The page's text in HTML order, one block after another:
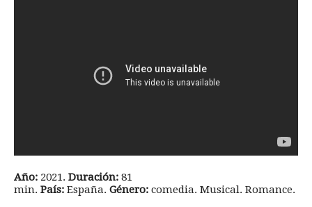
Año: 2021. Duración: 81
min. País: España. Género: comedia. Musical. Romance.